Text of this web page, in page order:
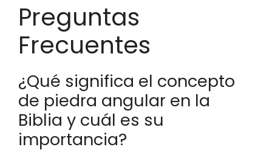
Preguntas
Frecuentes
¿Qué significa el concepto
de piedra angular en la
Biblia y cuál es su
importancia?